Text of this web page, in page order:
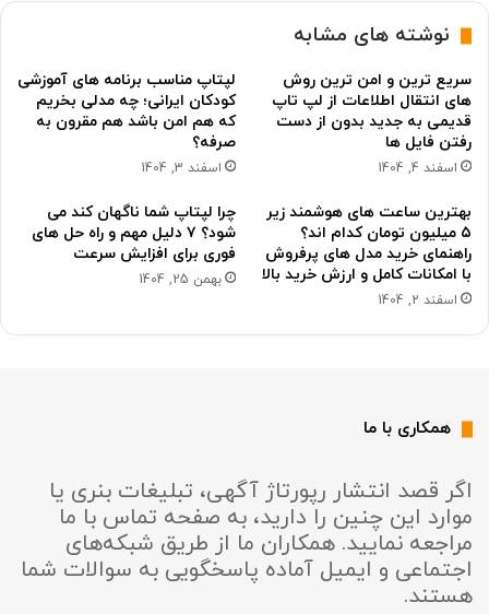
نوشته های مشابه
سریع ترین و امن ترین روش
های انتقال اطلاعات از لپ تاپ
قدیمی به جدید بدون از دست
رفتن فایل ها
اسفند 4, 1404
لپتاپ مناسب برنامه های آموزشی
کودکان ایرانی؛ چه مدلی بخریم
که هم امن باشد هم مقرون به
صرفه؟
اسفند 3, 1404
بهترین ساعت های هوشمند زیر
۵ میلیون تومان کدام اند؟
راهنمای خرید مدل های پرفروش
با امکانات کامل و ارزش خرید بالا
اسفند 2, 1404
چرا لپتاپ شما ناگهان کند می
شود؟ ۷ دلیل مهم و راه حل های
فوری برای افزایش سرعت
بهمن 25, 1404
همکاری با ما
اگر قصد انتشار رپورتاژ آگهی، تبلیغات بنری یا
موارد این چنین را دارید، به صفحه تماس با ما
مراجعه نمایید. همکاران ما از طریق شبکه‌های
اجتماعی و ایمیل آماده پاسخگویی به سوالات شما
هستند.